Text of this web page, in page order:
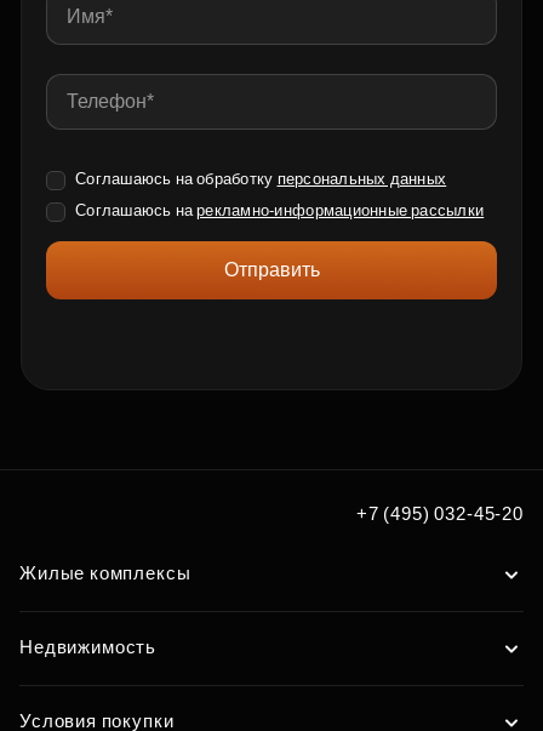
Соглашаюсь на обработку персональных данных
Соглашаюсь нарекламно-информационные рассылки
Отправить
+7 (495) 032-45-20
Жилые комплексы
Недвижимость
Условия покупки